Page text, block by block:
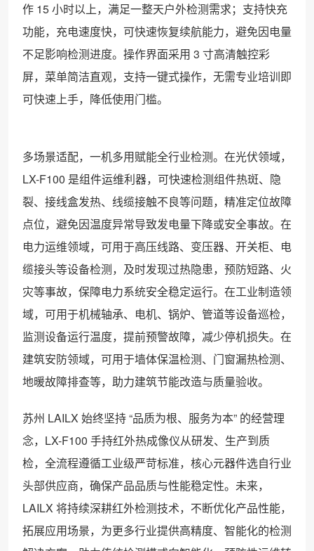
作 15 小时以上，满足一整天户外检测需求；支持快充
功能，充电速度快，可快速恢复续航能力，避免因电量
不足影响检测进度。操作界面采用 3 寸高清触控彩
屏，菜单简洁直观，支持一键式操作，无需专业培训即
可快速上手，降低使用门槛。
多场景适配，一机多用赋能全行业检测。在光伏领域，
LX-F100 是组件运维利器，可快速检测组件热斑、隐
裂、接线盒发热、线缆接触不良等问题，精准定位故障
点位，避免因温度异常导致发电量下降或安全事故。在
电力运维领域，可用于高压线路、变压器、开关柜、电
缆接头等设备检测，及时发现过热隐患，预防短路、火
灾等事故，保障电力系统安全稳定运行。在工业制造领
域，可用于机械轴承、电机、锅炉、管道等设备巡检，
监测设备运行温度，提前预警故障，减少停机损失。在
建筑安防领域，可用于墙体保温检测、门窗漏热检测、
地暖故障排查等，助力建筑节能改造与质量验收。
苏州 LAILX 始终坚持 “品质为根、服务为本” 的经营理
念，LX-F100 手持红外热成像仪从研发、生产到质
检，全流程遵循工业级严苛标准，核心元器件选自行业
头部供应商，确保产品品质与性能稳定性。未来，
LAILX 将持续深耕红外检测技术，不断优化产品性能，
拓展应用场景，为更多行业提供高精度、智能化的检测